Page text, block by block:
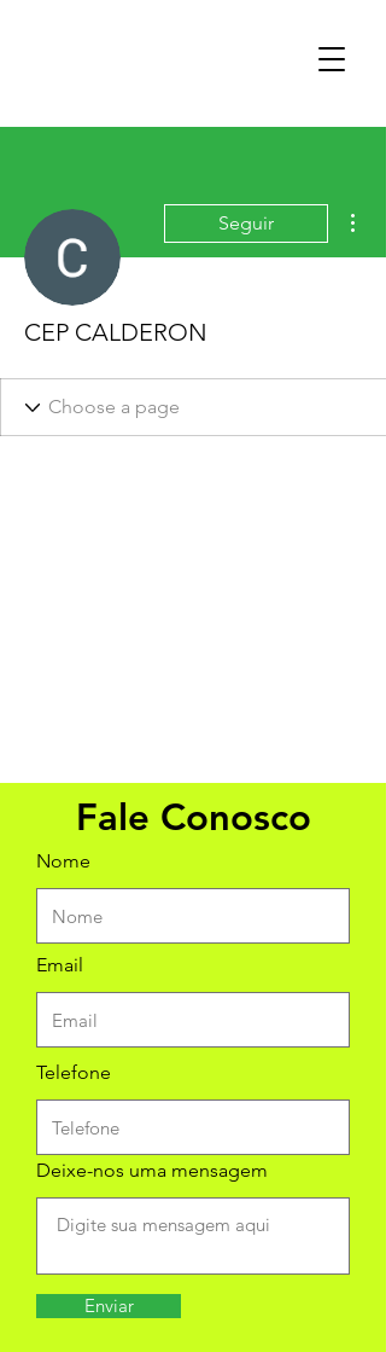
Seguir
CEP CALDERON
Fale Conosco
Nome
Email
Telefone
Deixe-nos uma mensagem
Enviar